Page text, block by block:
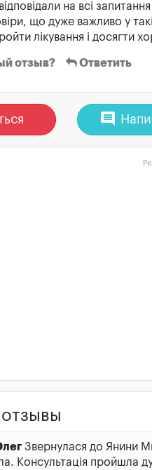
на всі
що дуже важливо у
лікування і досягти
отзыв? Ответить
comment
Звернулася до Янини
Консультація пройшла